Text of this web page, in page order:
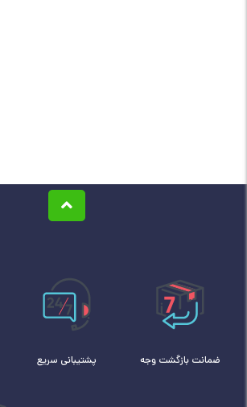
ضمانت بازگشت وجه پشتیبانی سریع